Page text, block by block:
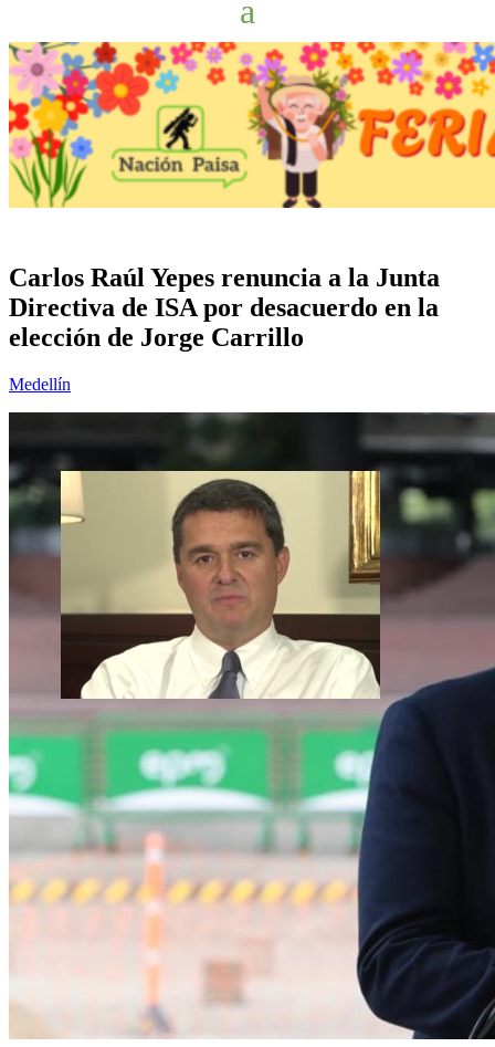
Carlos Raúl Yepes renuncia a la Junta
Directiva de ISA por desacuerdo en la
elección de Jorge Carrillo
Medellín